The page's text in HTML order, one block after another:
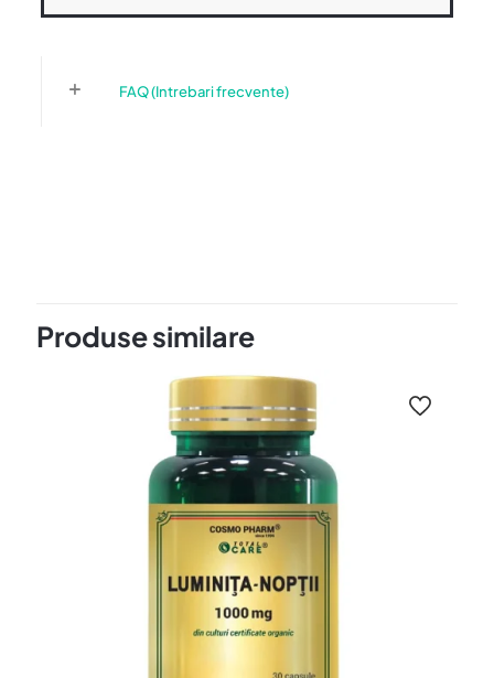
FAQ (Intrebari frecvente)
Evaluat la5
maereanviorel
–
13 iunie 2018
SANATATE CEREBRALA
Produse similare